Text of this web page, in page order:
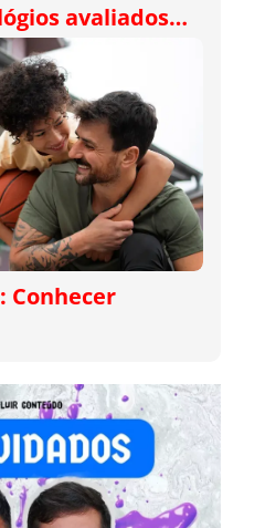
avaliados…
Conhecer